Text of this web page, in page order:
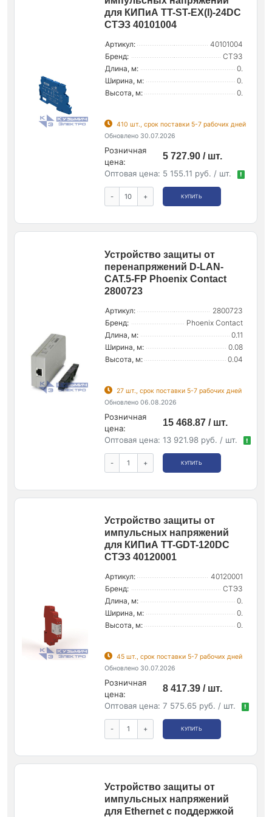
для КИПиА TT-ST-EX(I)-24DC
СТЭЗ 40101004
Артикул:
40101004
Бренд:
СТЭЗ
Длина, м:
0.
Ширина, м:
0.
Высота, м:
0.
410 шт., срок поставки 5-7 рабочих дней
Обновлено 30.07.2026
Розничная
цена:
5 727.90 / шт.
Оптовая цена: 5 155.11 руб. / шт. !
- + КУПИТЬ
Устройство защиты от
перенапряжений D-LAN-
CAT.5-FP Phoenix Contact
2800723
Артикул:
2800723
Бренд:
Phoenix Contact
Длина, м:
0.11
Ширина, м:
0.08
Высота, м:
0.04
27 шт., срок поставки 5-7 рабочих дней
Обновлено 06.08.2026
Розничная
цена:
15 468.87 / шт.
Оптовая цена: 13 921.98 руб. / шт. !
- + КУПИТЬ
Устройство защиты от
импульсных напряжений
для КИПиА TT-GDT-120DC
СТЭЗ 40120001
Артикул:
40120001
Бренд:
СТЭЗ
Длина, м:
0.
Ширина, м:
0.
Высота, м:
0.
45 шт., срок поставки 5-7 рабочих дней
Обновлено 30.07.2026
Розничная
цена:
8 417.39 / шт.
Оптовая цена: 7 575.65 руб. / шт. !
- + КУПИТЬ
Устройство защиты от
импульсных напряжений
для Ethernet с поддержкой